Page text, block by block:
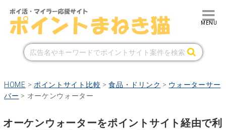
HOME > ポイントサイト比較 >食品・ドリンク > ウォーターサー
バー > オーケンウォーター
オーケンウォーターをポイントサイト経由で利